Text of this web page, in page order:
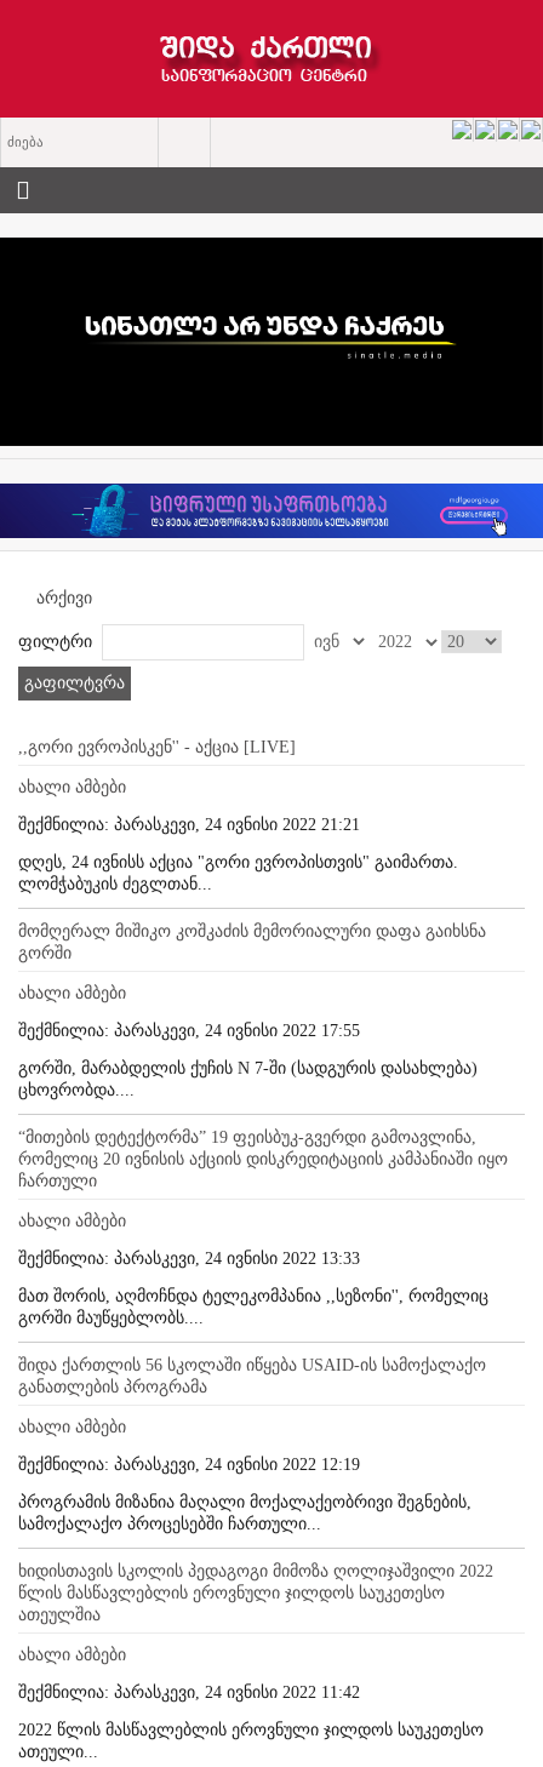
არქივი
ფილტრი
გაფილტვრა
,,გორი ევროპისკენ'' - აქცია [LIVE]
ახალი ამბები
შექმნილია: პარასკევი, 24 ივნისი 2022 21:21
დღეს, 24 ივნისს აქცია "გორი ევროპისთვის" გაიმართა.
ლომჭაბუკის ძეგლთან...
მომღერალ მიშიკო კოშკაძის მემორიალური დაფა გაიხსნა
გორში
ახალი ამბები
შექმნილია: პარასკევი, 24 ივნისი 2022 17:55
გორში, მარაბდელის ქუჩის N 7-ში (სადგურის დასახლება)
ცხოვრობდა....
“მითების დეტექტორმა” 19 ფეისბუკ-გვერდი გამოავლინა,
რომელიც 20 ივნისის აქციის დისკრედიტაციის კამპანიაში იყო
ჩართული
ახალი ამბები
შექმნილია: პარასკევი, 24 ივნისი 2022 13:33
მათ შორის, აღმოჩნდა ტელეკომპანია ,,სეზონი'', რომელიც
გორში მაუწყებლობს....
შიდა ქართლის 56 სკოლაში იწყება USAID-ის სამოქალაქო
განათლების პროგრამა
ახალი ამბები
შექმნილია: პარასკევი, 24 ივნისი 2022 12:19
პროგრამის მიზანია მაღალი მოქალაქეობრივი შეგნების,
სამოქალაქო პროცესებში ჩართული...
ხიდისთავის სკოლის პედაგოგი მიმოზა ღოლიჯაშვილი 2022
წლის მასწავლებლის ეროვნული ჯილდოს საუკეთესო
ათეულშია
ახალი ამბები
შექმნილია: პარასკევი, 24 ივნისი 2022 11:42
2022 წლის მასწავლებლის ეროვნული ჯილდოს საუკეთესო
ათეული...